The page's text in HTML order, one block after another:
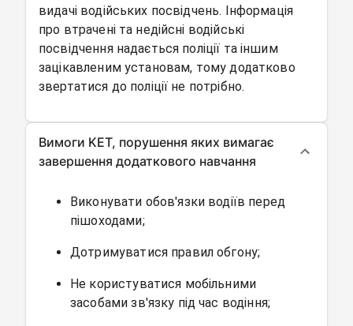
видачі водійських посвідчень. Інформація
про втрачені та недійсні водійські
посвідчення надається поліції та іншим
зацікавленим установам, тому додатково
звертатися до поліції не потрібно.
Вимоги KET, порушення яких вимагає
завершення додаткового навчання
Виконувати обов'язки водіїв перед
пішоходами;
Дотримуватися правил обгону;
Не користуватися мобільними
засобами зв'язку під час водіння;